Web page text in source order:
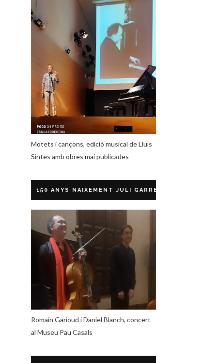
Motets i cançons, edició musical de Lluís
Sintes amb obres mai publicades
150 ANYS NAIXEMENT JULI GARRETA
Romain Garioud i Daniel Blanch, concert
al Museu Pau Casals